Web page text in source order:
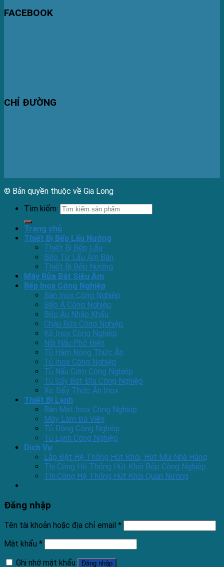
FACEBOOK
CHỈ ĐƯỜNG
© Bản quyền thuộc về Gia Long
Tìm kiếm:
Trang chủ
Thiết Bị Bếp Lẩu Nướng
Thiết Bị Bếp Lẩu
Bếp Từ Lẩu Âm Bàn
Thiết Bị Bếp Nướng
Máy Rửa Bát Siêu Âm
Bếp Inox Công Nghiệp
Bàn Inox Công Nghiệp
Bếp Á Công Nghiệp
Bếp Âu Nhập Khẩu
Chậu Rửa Công Nghiệp
Kệ Inox Công Nghiệp
Nồi Nấu Phở Điện
Tủ Hâm Nóng Thức Ăn
Tủ Inox Công Nghiệp
Tủ Nấu Cơm Công Nghiệp
Tủ Sấy Bát Đĩa Công Nghiệp
Xe Đẩy Thức Ăn Inox
Thiết Bị Lạnh
Bàn Mát Inox Công Nghiệp
Máy Làm Đá Viên
Tủ Đông Công Nghiệp
Tủ Lạnh Công Nghiệp
Dịch Vụ
Lắp Đặt Hệ Thống Hút Khói, Hút Mùi Nhà Hàng
Thi Công Hệ Thống Hút Khói Bếp Công Nghiệp
Thi Công Hệ Thống Hút Khói Quán Nướng
Đăng nhập
Tên tài khoản hoặc địa chỉ email *
Mật khẩu *
Ghi nhớ mật khẩu
Đăng nhập